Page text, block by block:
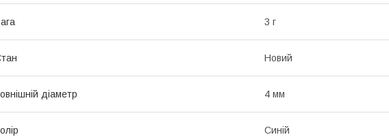
3 г
Новий
діаметр 4 мм
Синій